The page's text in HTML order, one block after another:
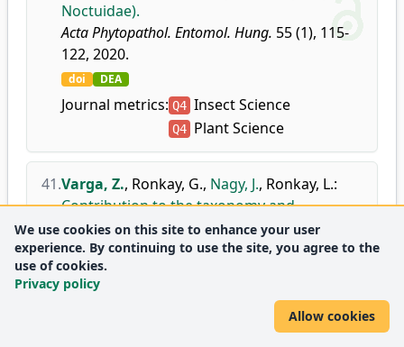
Noctuidae).
Acta Phytopathol. Entomol. Hung. 55 (1), 115-
122, 2020.
doi DEA
Journal metrics: Q4 Insect Science
Q4 Plant Science
41.Varga, Z., Ronkay, G., Nagy, J., Ronkay, L.:
Contribution to the taxonomy and
phylogeny of the genus Polia
Ochsenheimer, 1816 (Noctuidae, Noctuinae,
Hadenini): Species groups and pairs in the
Holarctic subgenus Polia s. str..
66 (1), 35-67, 2020.
We use cookies on this site to enhance your user
experience. By continuing to use the site, you agree to the
use of cookies.
Privacy policy
Allow cookies